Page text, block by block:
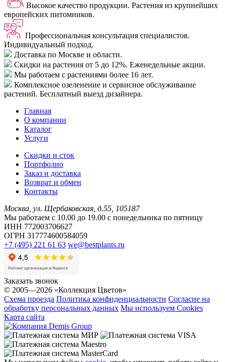
Высокое качество продукции. Растения из крупнейших
европейских питомников.
Профессиональная консультация специалистов.
Индивидуальный подход.
Доставка по Москве и области.
Скидки на растения от 5 до 12%. Еженедельные акции.
Мы работаем с растениями более 16 лет.
Комплексное озеленение и сервисное обслуживание
растений. Бесплатный выезд дизайнера.
Главная
О компании
Каталог
Услуги
Скидки и сток
Портфолио
Заказ и доставка
Возврат и обмен
Контакты
Москва, ул. Щербаковская, д.55, 105187
Мы работаем с 10.00 до 19.00 c понедельника по пятницу
ИНН 772003706627
ОГРН 317774600584059
+7 (495) 221 61 63 we@bestplants.ru
Заказать звонок
© 2005—2026 «Коллекция Цветов»
Схема проезда Политика конфиденциальности Согласие на
обработку персональных данных Мы используем Cookies
Карта сайта